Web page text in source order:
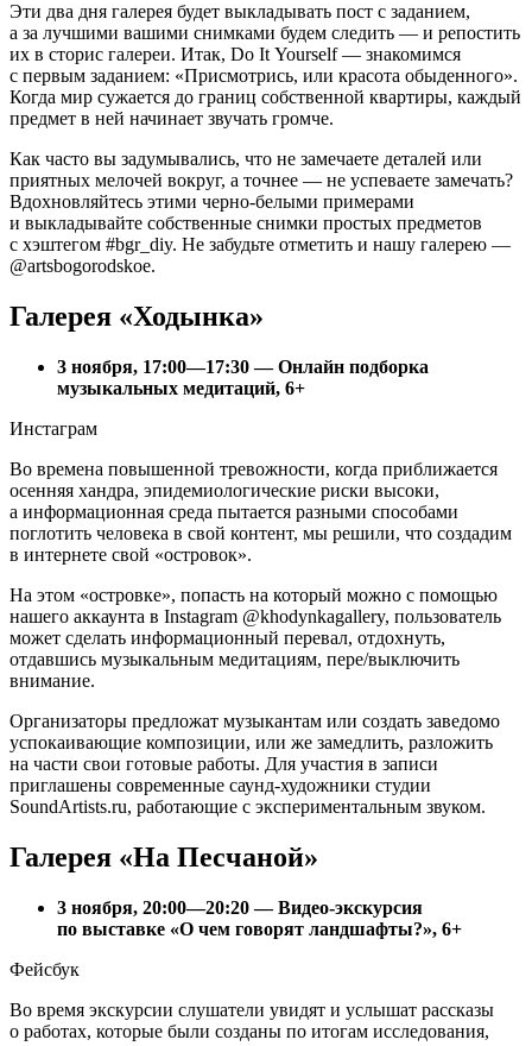
Эти два дня галерея будет выкладывать пост с заданием,
а за лучшими вашими снимками будем следить — и репостить
их в сторис галереи. Итак, Do It Yourself — знакомимся
с первым заданием: «Присмотрись, или красота обыденного».
Когда мир сужается до границ собственной квартиры, каждый
предмет в ней начинает звучать громче.
Как часто вы задумывались, что не замечаете деталей или
приятных мелочей вокруг, а точнее — не успеваете замечать?
Вдохновляйтесь этими черно-белыми примерами
и выкладывайте собственные снимки простых предметов
с хэштегом #bgr_diy. Не забудьте отметить и нашу галерею —
@artsbogorodskoe.
Галерея «Ходынка»
3 ноября, 17:00—17:30 — Онлайн подборка
музыкальных медитаций, 6+
Инстаграм
Во времена повышенной тревожности, когда приближается
осенняя хандра, эпидемиологические риски высоки,
а информационная среда пытается разными способами
поглотить человека в свой контент, мы решили, что создадим
в интернете свой «островок».
На этом «островке», попасть на который можно с помощью
нашего аккаунта в Instagram @khodynkagallery, пользователь
может сделать информационный перевал, отдохнуть,
отдавшись музыкальным медитациям, пере/выключить
внимание.
Организаторы предложат музыкантам или создать заведомо
успокаивающие композиции, или же замедлить, разложить
на части свои готовые работы. Для участия в записи
приглашены современные саунд-художники студии
SoundArtists.ru, работающие с экспериментальным звуком.
Галерея «На Песчаной»
3 ноября, 20:00—20:20 — Видео-экскурсия
по выставке «О чем говорят ландшафты?», 6+
Фейсбук
Во время экскурсии слушатели увидят и услышат рассказы
о работах, которые были созданы по итогам исследования,